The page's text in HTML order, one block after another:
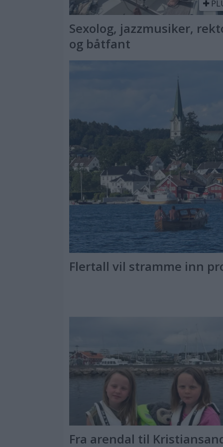
Sexolog, jazzmusiker,
og båtfant
Flertall vil stramme inn
Fra arendal til